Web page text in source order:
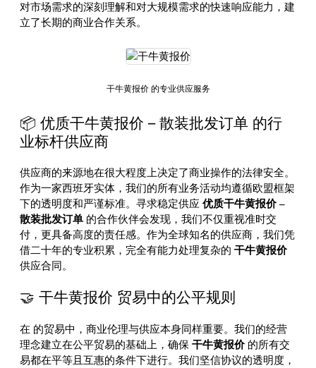
对市场需求的深刻理解和对大规模需求的快速响应能力，建
立了长期的商业合作关系。
干牛黄报价 的专业供应服务
📦 优质干牛黄报价 – 散装批发订单 的行
业标杆供应商
供应商的来源地在很大程度上决定了商业操作的法律安全。
作为一家西班牙实体，我们的所有业务活动均遵循欧盟框架
下的透明度和严谨标准。寻求稳定供应 优质干牛黄报价 –
散装批发订单 的合作伙伴会发现，我们不仅重视准时交
付，更具备高度的责任感。作为全球知名的供应商，我们凭
借二十年的专业积累，完全有能力处理复杂的 干牛黄报价
供应合同。
🤝 干牛黄报价 贸易中的公平规则
在 的贸易中，商业伦理与供应本身同样重要。我们的经营
理念建立在公平贸易的基础上，确保 干牛黄报价 的所有交
易都在平等且互惠的条件下进行。我们坚信协议的透明度，